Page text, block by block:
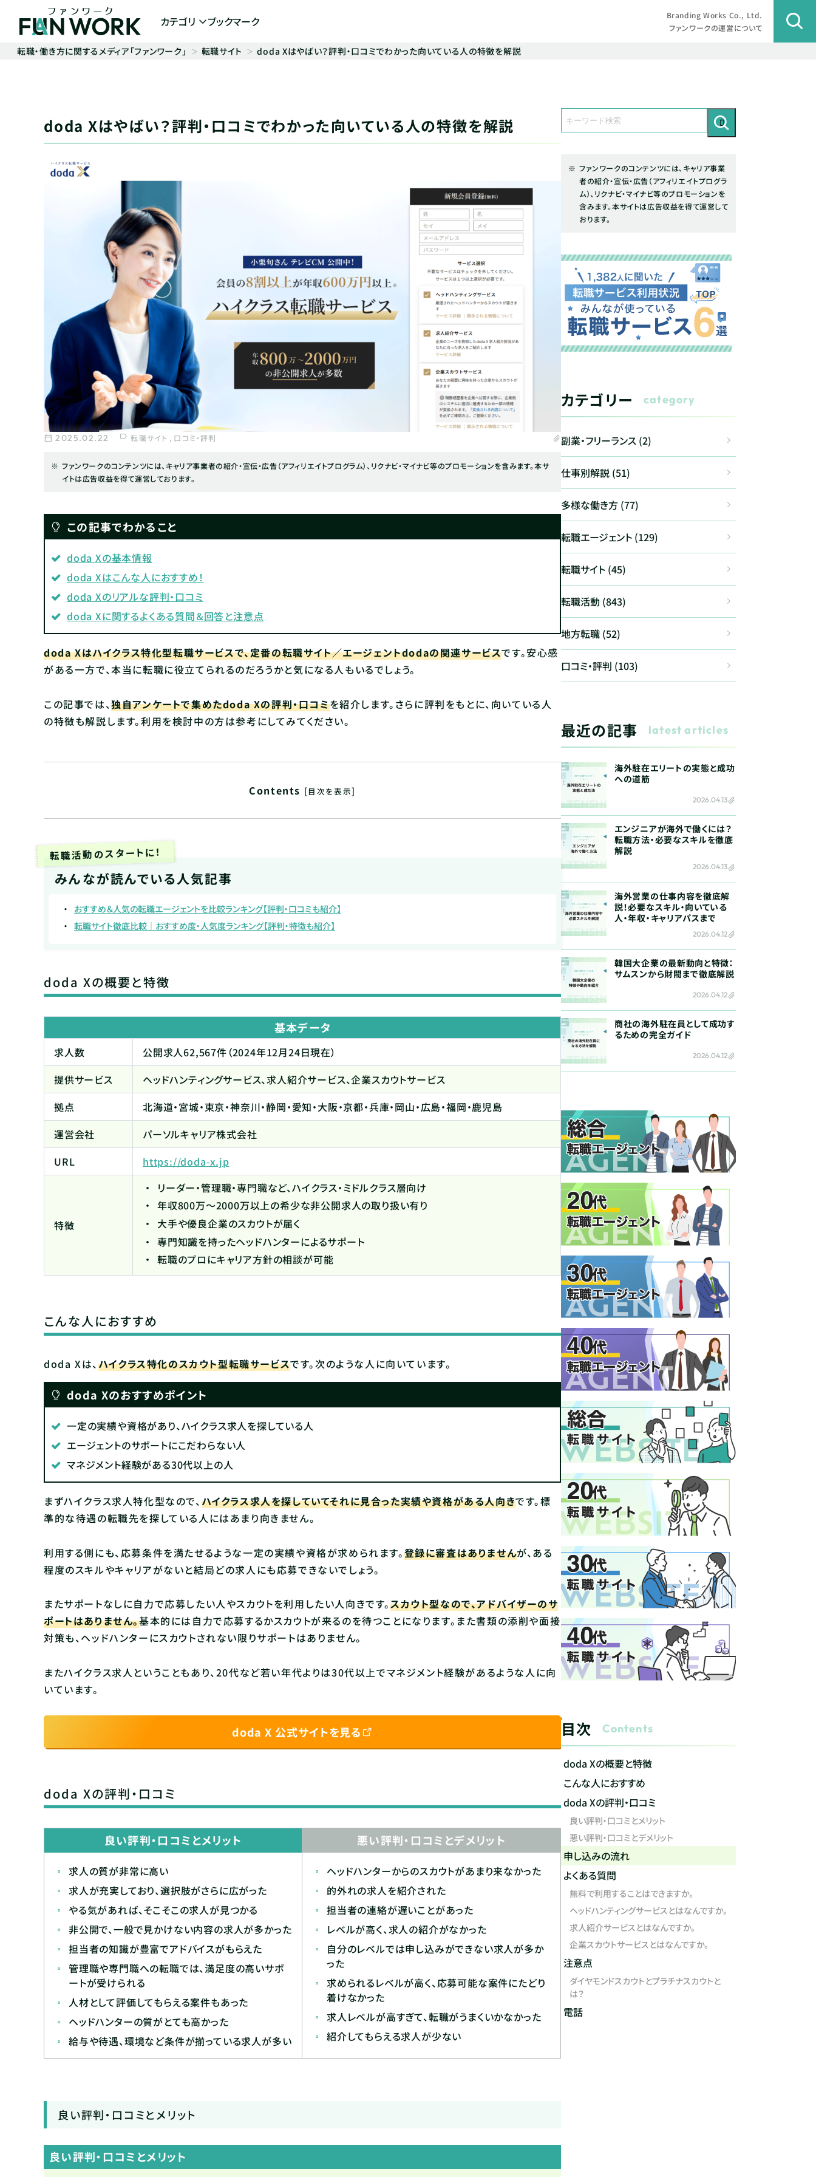
カテゴリ ブックマーク
Branding Works Co., Ltd.
ファンワークの運営について
転職・働き方に関するメディア「ファンワーク」 転職サイト doda Xはやばい？評判・口コミでわかった向いている人の特徴を解説
doda Xはやばい？評判・口コミでわかった向いている人の特徴を解説
2025.02.22 転職サイト 口コミ・評判
ファンワークのコンテンツには、キャリア事業者の紹介・宣伝・広告（アフィリエイトプログラム）、リクナビ・マイナビ等のプロモーションを含みます。本サ
イトは広告収益を得て運営しております。
この記事でわかること
doda Xの基本情報
doda Xはこんな人におすすめ！
doda Xのリアルな評判・口コミ
doda Xに関するよくある質問＆回答と注意点
doda Xはハイクラス特化型転職サービスで、定番の転職サイト／エージェントdodaの関連サービスです。安心感
がある一方で、本当に転職に役立てられるのだろうかと気になる人もいるでしょう。
この記事では、独自アンケートで集めたdoda Xの評判・口コミを紹介します。さらに評判をもとに、向いている人
の特徴も解説します。利用を検討中の方は参考にしてみてください。
Contents [目次を表示]
転職活動のスタートに！
みんなが読んでいる人気記事
おすすめ＆人気の転職エージェントを比較ランキング【評判・口コミも紹介】
転職サイト徹底比較｜おすすめ度・人気度ランキング【評判・特徴も紹介】
doda Xの概要と特徴
基本データ
求人数
公開求人62,567件（2024年12月24日現在）
提供サービス
ヘッドハンティングサービス、求人紹介サービス、企業スカウトサービス
拠点
北海道・宮城・東京・神奈川・静岡・愛知・大阪・京都・兵庫・岡山・広島・福岡・鹿児島
運営会社
パーソルキャリア株式会社
URL
https://doda-x.jp
特徴
リーダー・管理職・専門職など、ハイクラス・ミドルクラス層向け
年収800万～2000万以上の希少な非公開求人の取り扱い有り
大手や優良企業のスカウトが届く
専門知識を持ったヘッドハンターによるサポート
転職のプロにキャリア方針の相談が可能
こんな人におすすめ
doda Xは、 ハイクラス特化のスカウト型転職サービスです。次のような人に向いています。
doda Xのおすすめポイント
一定の実績や資格があり、ハイクラス求人を探している人
エージェントのサポートにこだわらない人
マネジメント経験がある30代以上の人
まずハイクラス求人特化型なので、 ハイクラス求人を探していてそれに見合った実績や資格がある人向きです。標
準的な待遇の転職先を探している人にはあまり向きません。
利用する側にも、応募条件を満たせるような一定の実績や資格が求められます。登録に審査はありませんが、ある
程度のスキルやキャリアがないと結局どの求人にも応募できないでしょう。
またサポートなしに自力で応募したい人やスカウトを利用したい人向きです。スカウト型なので、アドバイザーのサ
ポートはありません。基本的には自力で応募するかスカウトが来るのを待つことになります。また書類の添削や面接
対策も、ヘッドハンターにスカウトされない限りサポートはありません。
またハイクラス求人ということもあり、20代など若い年代よりは30代以上でマネジメント経験があるような人に向
いています。
doda X 公式サイトを見る
doda Xの評判・口コミ
良い評判・口コミとメリット
求人の質が非常に高い
求人が充実しており、選択肢がさらに広がった
やる気があれば、そこそこの求人が見つかる
非公開で、一般で見かけない内容の求人が多かった
担当者の知識が豊富でアドバイスがもらえた
管理職や専門職への転職では、満足度の高いサポ
ートが受けられる
人材として評価してもらえる案件もあった
ヘッドハンターの質がとても高かった
給与や待遇、環境など条件が揃っている求人が多い
悪い評判・口コミとデメリット
ヘッドハンターからのスカウトがあまり来なかった
的外れの求人を紹介された
担当者の連絡が遅いことがあった
レベルが高く、求人の紹介がなかった
自分のレベルでは申し込みができない求人が多か
った
求められるレベルが高く、応募可能な案件にたどり
着けなかった
求人レベルが高すぎて、転職がうまくいかなかった
紹介してもらえる求人が少ない
良い評判・口コミとメリット
良い評判・口コミとメリット
ファンワークのコンテンツには、キャリア事業
者の紹介・宣伝・広告（アフィリエイトプログラ
ム）、リクナビ・マイナビ等のプロモーションを
含みます。本サイトは広告収益を得て運営して
おります。
カテゴリー category
副業・フリーランス (2)
仕事別解説 (51)
多様な働き方 (77)
転職エージェント (129)
転職サイト (45)
転職活動 (843)
地方転職 (52)
口コミ・評判 (103)
最近の記事 latest articles
海外駐在エリートの実態と成功
への道筋
2026.04.13
エンジニアが海外で働くには？
転職方法・必要なスキルを徹底
解説
2026.04.13
海外営業の仕事内容を徹底解
説！必要なスキル・向いている
人・年収・キャリアパスまで
2026.04.12
韓国大企業の最新動向と特徴：
サムスンから財閥まで徹底解説
2026.04.12
商社の海外駐在員として成功す
るための完全ガイド
2026.04.12
目次 Contents
doda Xの概要と特徴
こんな人におすすめ
doda Xの評判・口コミ
良い評判・口コミとメリット
悪い評判・口コミとデメリット
申し込みの流れ
よくある質問
無料で利用することはできますか。
ヘッドハンティングサービスとはなんですか。
求人紹介サービスとはなんですか。
企業スカウトサービスとはなんですか。
注意点
ダイヤモンドスカウトとプラチナスカウトと
は？
電話